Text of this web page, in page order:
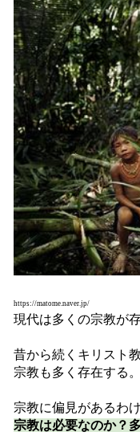
https://matome.naver.jp/
現代は多くの宗教が
昔から続くキリスト
宗教も多く存在する。
宗教に偏見があるわ
宗教は必要なのか？